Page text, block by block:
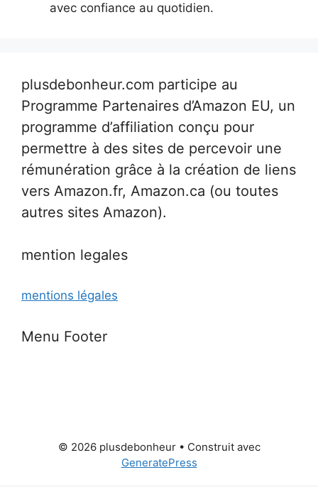
avec confiance au quotidien.
plusdebonheur.com participe au
Programme Partenaires d’Amazon EU, un
programme d’affiliation conçu pour
permettre à des sites de percevoir une
rémunération grâce à la création de liens
vers Amazon.fr, Amazon.ca (ou toutes
autres sites Amazon).
mention legales
mentions légales
Menu Footer
© 2026 plusdebonheur• Construit avec
GeneratePress